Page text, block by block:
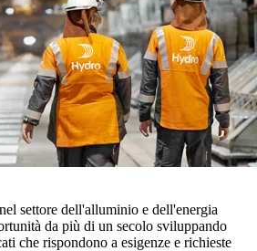
settore dell'alluminio e dell'energia
da più di un secolo sviluppando
che rispondono a esigenze e richieste